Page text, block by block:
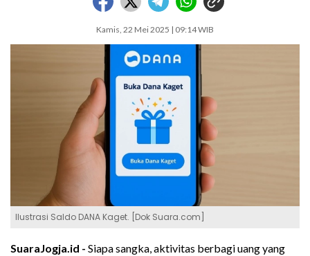
Kamis, 22 Mei 2025 | 09:14 WIB
Ilustrasi Saldo DANA Kaget. [Dok Suara.com]
SuaraJogja.id - Siapa sangka, aktivitas berbagi uang yang